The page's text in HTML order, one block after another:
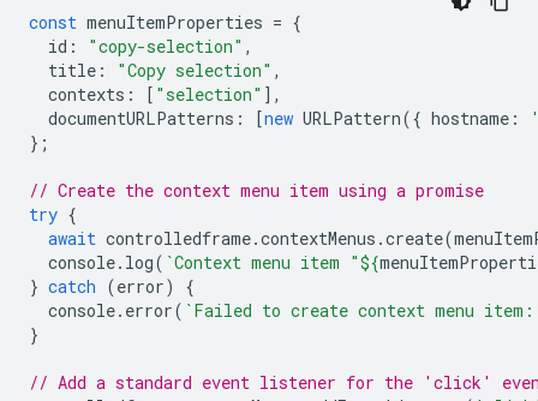
const menuItemProperties = {
id : "copy-selection" ,
title : "Copy selection" ,
contexts : [ "selection" ],
documentURLPatterns : [new URLPattern({ hostname :
};
// Create the context menu item using a promise
try {
await controlledframe.contextMenus .create(
console. log( `Context menu item "${
} catch (error)
{
console. error( `Failed to create context menu
}
// Add a standard event listener for the 'click'